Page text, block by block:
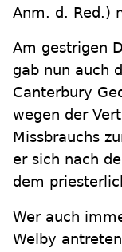
Anm. d. Red.)
Am gestrigen
gab nun auch
Canterbury
wegen der
Missbrauchs
er sich nach
dem
Wer auch
Welby